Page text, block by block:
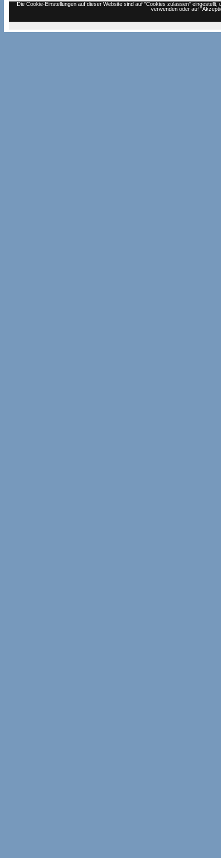
Die Cookie-Einstellungen auf dieser Website sind auf "Cookies zulassen"
verwenden oder auf